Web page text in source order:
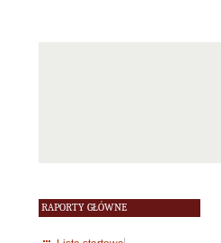
RAPORTY GŁÓWNE